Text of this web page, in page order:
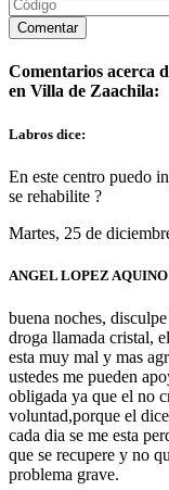
Comentarios acerca
en Villa de Zaachila:
Labros dice:
En este centro puedo
se rehabilite ?
Martes, 25 de
ANGEL LOPEZ AQUINO
buena noches,
droga llamada cristal,
esta muy mal y mas
ustedes me pueden
obligada ya que el no
voluntad,porque el
cada dia se me esta
que se recupere y no
problema grave.